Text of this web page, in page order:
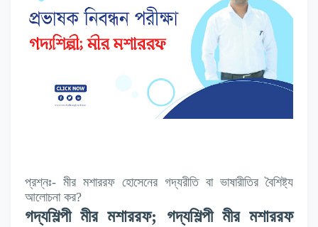
প্রশ্নঃ- মীর মশাররফ হোসেনের গদ্যরীতি বা ভাষারীতির বৈশিষ্ট্য
আলোচনা কর?
গদ্যশিল্পী মীর মশাররফ; গদ্যশিল্পী মীর মশাররফ